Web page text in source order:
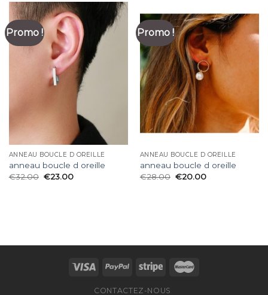
Promo !
ANNEAU BOUCLE D OREILLE
anneau boucle d oreille
€32.00 €23.00
Promo !
ANNEAU BOUCLE D OREILLE
anneau boucle d oreille
€28.00 €20.00
CONTACTEZ-NOUS